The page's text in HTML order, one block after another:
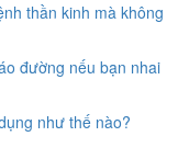
thần kinh mà không
đường nếu bạn nhai
như thế nào?